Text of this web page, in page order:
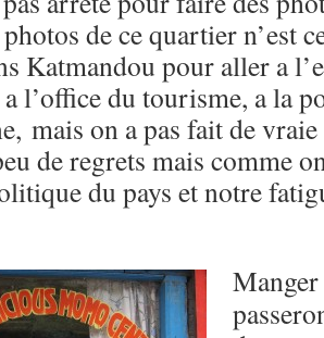
de ce quartier n’est
Katmandou pour aller a
l’office du tourisme, a la
mais on a pas fait de
de regrets mais comme
du pays et notre